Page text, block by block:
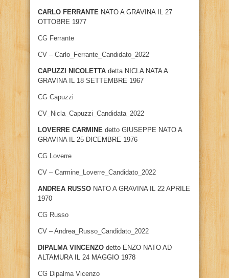
CARLO FERRANTE NATO A GRAVINA IL 27
OTTOBRE 1977
CG Ferrante
CV – Carlo_Ferrante_Candidato_2022
CAPUZZI NICOLETTA detta NICLA NATA A
GRAVINA IL 18 SETTEMBRE 1967
CG Capuzzi
CV_Nicla_Capuzzi_Candidata_2022
LOVERRE CARMINE detto GIUSEPPE NATO A
GRAVINA IL 25 DICEMBRE 1976
CG Loverre
CV – Carmine_Loverre_Candidato_2022
ANDREA RUSSO NATO A GRAVINA IL 22 APRILE
1970
CG Russo
CV – Andrea_Russo_Candidato_2022
DIPALMA VINCENZO detto ENZO NATO AD
ALTAMURA IL 24 MAGGIO 1978
CG Dipalma Vicenzo